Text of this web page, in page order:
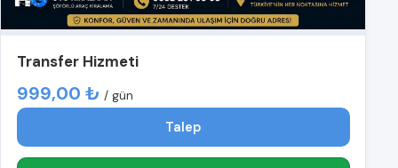
Transfer Hizmeti
999,00 ₺ / gün
Talep